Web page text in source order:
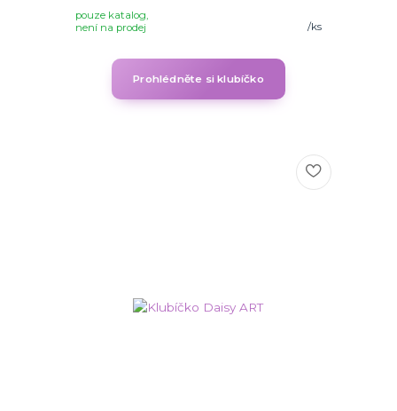
/ks
pouze katalog,
není na prodej
Prohlédněte si klubíčko